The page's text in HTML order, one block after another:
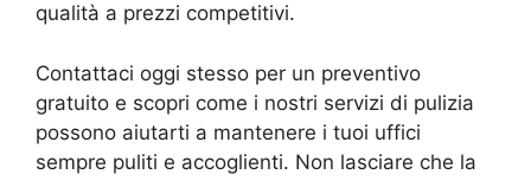
qualità a prezzi competitivi.
Contattaci oggi stesso per un preventivo
gratuito e scopri come i nostri servizi di pulizia
possono aiutarti a mantenere i tuoi uffici
sempre puliti e accoglienti. Non lasciare che la